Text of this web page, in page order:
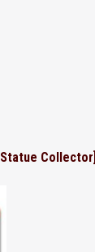
Collector]